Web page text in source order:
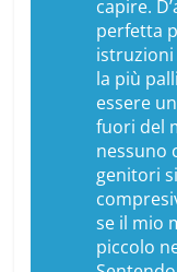
capire.
perfetta
istruzioni
la più
essere
fuori del
nessuno
genitori
se il mio
piccolo